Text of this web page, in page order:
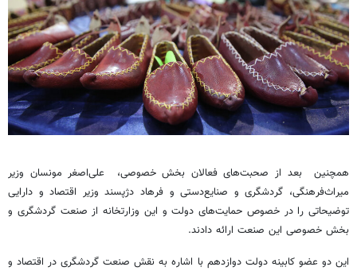
همچنین بعد از صحبت‌های فعالان بخش خصوصی، علی‌اصغر مونسان وزیر
میراث‌فرهنگی، گردشگری و صنایع‌دستی و فرهاد دژپسند وزیر اقتصاد و دارایی
توضیحاتی را در خصوص حمایت‌های دولت و این وزارتخانه از صنعت گردشگری و
بخش خصوصی این صنعت ارائه دادند.
این دو عضو کابینه دولت دوازدهم با اشاره به نقش صنعت گردشگری در اقتصاد و